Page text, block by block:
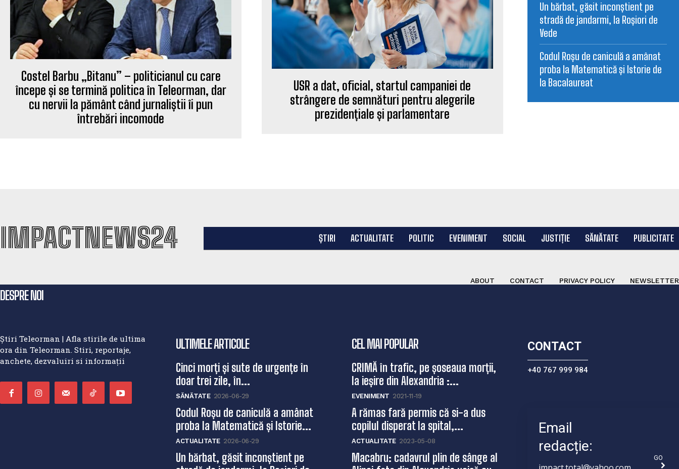
Costel Barbu „Bitanu” – politicianul cu care
începe și se termină politica în Teleorman, dar
cu nervii la pământ când jurnaliștii îi pun
întrebări incomode
USR a dat, oficial, startul campaniei de
strângere de semnături pentru alegerile
prezidențiale și parlamentare
Un bărbat, găsit inconștient pe
stradă de jandarmi, la Roșiori de
Vede
Codul Roșu de caniculă a amânat
proba la Matematică și Istorie de
la Bacalaureat
IMPACTNEWS24 ȘTIRI ACTUALITATE POLITIC EVENIMENT SOCIAL JUSTIȚIE SĂNĂTATE PUBLICITATE
ABOUT CONTACT PRIVACY POLICY NEWSLETTER
DESPRE NOI
Știri Teleorman | Afla stirile de ultima
ora din Teleorman. Stiri, reportaje,
anchete, dezvaluiri si informații
ULTIMELE ARTICOLE
Cinci morți și sute de urgențe în
doar trei zile, în...
SĂNĂTATE 2026-06-29
Codul Roșu de caniculă a amânat
proba la Matematică și Istorie...
ACTUALITATE 2026-06-29
Un bărbat, găsit inconștient pe
CEL MAI POPULAR
CRIMĂ în trafic, pe șoseaua morții,
la ieșire din Alexandria :...
EVENIMENT 2021-11-19
A rămas fară permis că si-a dus
copilul disperat la spital,...
ACTUALITATE 2023-05-08
Macabru: cadavrul plin de sânge al
CONTACT
+40 767 999 984
Email
redacție:
GO